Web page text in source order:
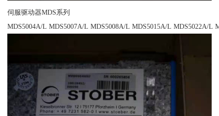
伺服驱动器MDS系列
MDS5004A/L MDS5007A/L MDS5008A/L MDS5015A/L MDS5022A/